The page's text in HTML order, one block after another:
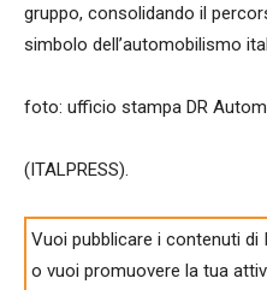
gruppo, consolidando il
simbolo dell’automobilismo
foto: ufficio stampa DR
(ITALPRESS).
Vuoi pubblicare i contenuti
o vuoi promuovere la tua